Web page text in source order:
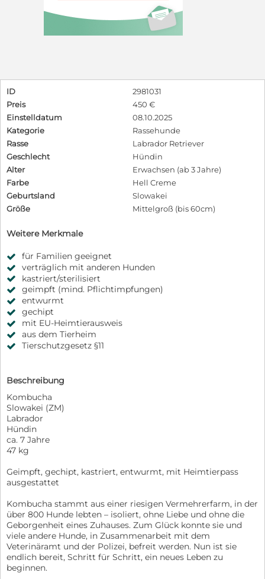
ID
2981031
Preis
450 €
Einstelldatum
08.10.2025
Kategorie
Rassehunde
Rasse
Labrador Retriever
Geschlecht
Hündin
Alter
Erwachsen (ab 3 Jahre)
Farbe
Hell Creme
Geburtsland
Slowakei
Größe
Mittelgroß (bis 60cm)
Weitere Merkmale
für Familien geeignet
verträglich mit anderen Hunden
kastriert/sterilisiert
geimpft (mind. Pflichtimpfungen)
entwurmt
gechipt
mit EU-Heimtierausweis
aus dem Tierheim
Tierschutzgesetz §11
Beschreibung
Kombucha
Slowakei (ZM)
Labrador
Hündin
ca. 7 Jahre
47 kg
Geimpft, gechipt, kastriert, entwurmt, mit Heimtierpass
ausgestattet
Kombucha stammt aus einer riesigen Vermehrerfarm, in der
über 800 Hunde lebten – isoliert, ohne Liebe und ohne die
Geborgenheit eines Zuhauses. Zum Glück konnte sie und
viele andere Hunde, in Zusammenarbeit mit dem
Veterinäramt und der Polizei, befreit werden. Nun ist sie
endlich bereit, Schritt für Schritt, ein neues Leben zu
beginnen.